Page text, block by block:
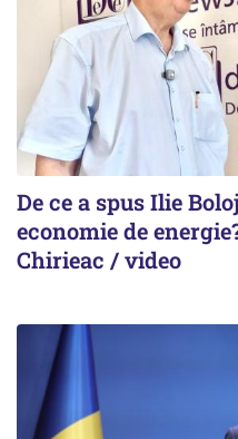
De ce a spus Ilie
economie de
Chirieac / video